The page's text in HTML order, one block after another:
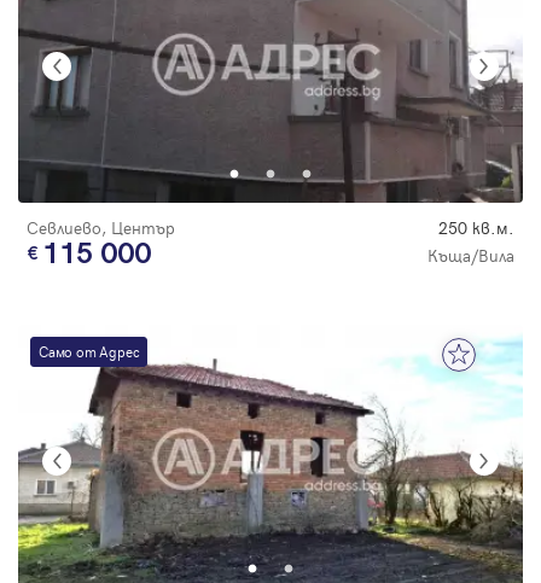
Севлиево, Център 250 кв.м.
115 000 Къща/Вила
Само от Адрес